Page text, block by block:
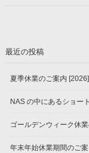
最近の投稿
夏季休業のご案内 [2026]
NAS の中にあるショー
ゴールデンウィーク休
年末年始休業期間のご